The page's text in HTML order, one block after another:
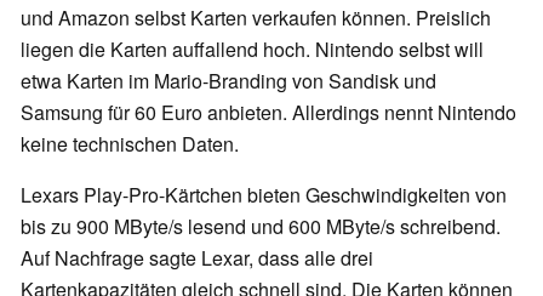
und Amazon selbst Karten verkaufen können. Preislich
liegen die Karten auffallend hoch. Nintendo selbst will
etwa Karten im Mario-Branding von Sandisk und
Samsung für 60 Euro anbieten. Allerdings nennt Nintendo
keine technischen Daten.
Lexars Play-Pro-Kärtchen bieten Geschwindigkeiten von
bis zu 900 MByte/s lesend und 600 MByte/s schreibend.
Auf Nachfrage sagte Lexar, dass alle drei
Kartenkapazitäten gleich schnell sind. Die Karten können